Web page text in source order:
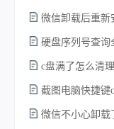
硬盘序列号查询
截图电脑快捷键
微信不小心卸载